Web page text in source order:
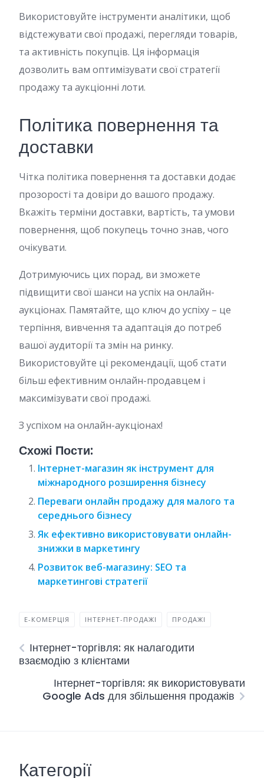
Використовуйте інструменти аналітики, щоб
відстежувати свої продажі, перегляди товарів,
та активність покупців. Ця інформація
дозволить вам оптимізувати свої стратегії
продажу та аукціонні лоти.
Політика повернення та
доставки
Чітка політика повернення та доставки додає
прозорості та довіри до вашого продажу.
Вкажіть терміни доставки, вартість, та умови
повернення, щоб покупець точно знав, чого
очікувати.
Дотримуючись цих порад, ви зможете
підвищити свої шанси на успіх на онлайн-
аукціонах. Памятайте, що ключ до успіху – це
терпіння, вивчення та адаптація до потреб
вашої аудиторії та змін на ринку.
Використовуйте ці рекомендації, щоб стати
більш ефективним онлайн-продавцем і
максимізувати свої продажі.
З успіхом на онлайн-аукціонах!
Схожі Пости:
Інтернет-магазин як інструмент для
міжнародного розширення бізнесу
Переваги онлайн продажу для малого та
середнього бізнесу
Як ефективно використовувати онлайн-
знижки в маркетингу
Розвиток веб-магазину: SEO та
маркетингові стратегії
Е-КОМЕРЦІЯ ІНТЕРНЕТ-ПРОДАЖІ ПРОДАЖІ
Інтернет-торгівля: як налагодити
взаємодію з клієнтами
Інтернет-торгівля: як використовувати
Google Ads для збільшення продажів
Категорії